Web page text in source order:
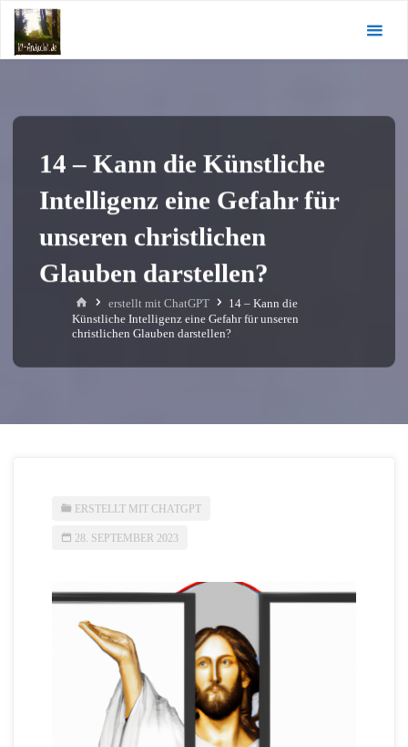
Zum
Inhalt
springen
14 – Kann die Künstliche
Intelligenz eine Gefahr für
unseren christlichen
Glauben darstellen?
Starterstellt mit ChatGPT
14 – Kann die
Künstliche Intelligenz eine Gefahr für unseren
christlichen Glauben darstellen?
ERSTELLT MIT CHATGPT
28. SEPTEMBER 2023